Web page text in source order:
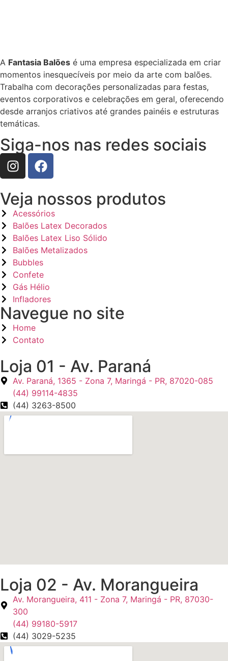
A Fantasia Balões é uma empresa especializada em criar
momentos inesquecíveis por meio da arte com balões.
Trabalha com decorações personalizadas para festas,
eventos corporativos e celebrações em geral, oferecendo
desde arranjos criativos até grandes painéis e estruturas
temáticas.
Siga-nos nas redes sociais
Veja nossos produtos
Acessórios
Balões Latex Decorados
Balões Latex Liso Sólido
Balões Metalizados
Bubbles
Confete
Gás Hélio
Infladores
Navegue no site
Home
Contato
Loja 01 - Av. Paraná
Av. Paraná, 1365 - Zona 7, Maringá - PR, 87020-085
(44) 99114-4835
(44) 3263-8500
Loja 02 - Av. Morangueira
Av. Morangueira, 411 - Zona 7, Maringá - PR, 87030-
300
(44) 99180-5917
(44) 3029-5235